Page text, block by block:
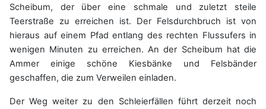
Scheibum, der über eine schmale und zuletzt steile
Teerstraße zu erreichen ist. Der Felsdurchbruch ist von
hieraus auf einem Pfad entlang des rechten Flussufers in
wenigen Minuten zu erreichen. An der Scheibum hat die
Ammer einige schöne Kiesbänke und Felsbänder
geschaffen, die zum Verweilen einladen.
Der Weg weiter zu den Schleierfällen führt derzeit noch